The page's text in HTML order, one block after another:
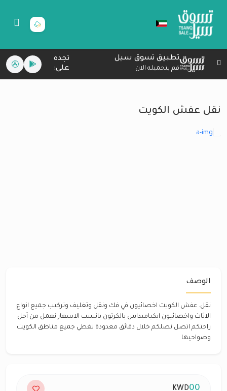
تطبيق تسوق سيل
قم بتحميله الان
تجده
على:
نقل عفش الكويت
الوصف
نقل. عفش الكويت اخصائيون في فك ونقل وتغليف وتركيب جميع انواع
الاثاث واخصائيون ايكياميداس بالكرتون بانسب الاسعار نعمل من أجل
راحتكم اتصل نصلكم خلال دقائق معدودة نغطي جميع مناطق الكويت
وضواحيها
00
KWD